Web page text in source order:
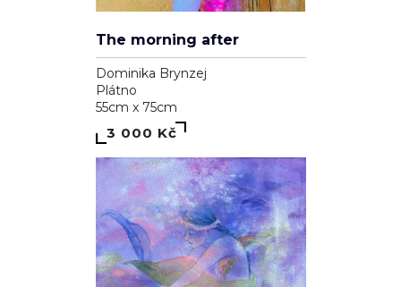
The morning after
Dominika Brynzej
Plátno
55cm x 75cm
3 000 Kč